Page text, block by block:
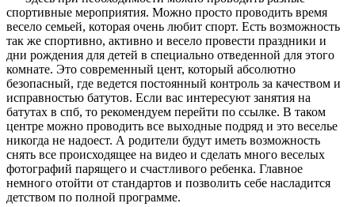
спортивные мероприятия. Можно просто проводить время
весело семьей, которая очень любит спорт. Есть возможность
так же спортивно, активно и весело провести праздники и
дни рождения для детей в специально отведенной для этого
комнате. Это современный цент, который абсолютно
безопасный, где ведется постоянный контроль за качеством и
исправностью батутов. Если вас интересуют занятия на
батутах в спб, то рекомендуем перейти по ссылке. В таком
центре можно проводить все выходные подряд и это веселье
никогда не надоест. А родители будут иметь возможность
снять все происходящее на видео и сделать много веселых
фотографий парящего и счастливого ребенка. Главное
немного отойти от стандартов и позволить себе насладится
детством по полной программе.